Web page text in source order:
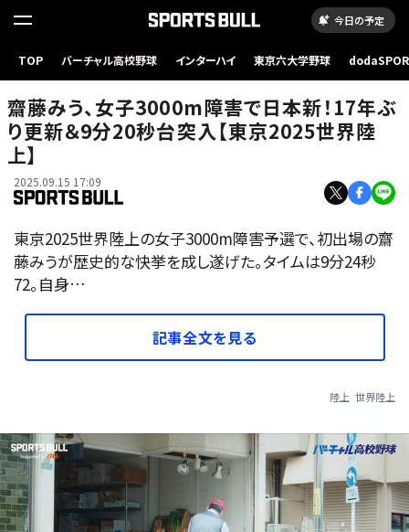
今日の予定
TOP バーチャル高校野球 インターハイ 東京六大学野球
齋藤みう、女子3000m障害で日本新！17年ぶ
り更新＆9分20秒台突入【東京2025世界陸
上】
2025.09.15 17:09
東京2025世界陸上の女子3000m障害予選で、初出場の齋
藤みうが歴史的な快挙を成し遂げた。タイムは9分24秒
72。自身…
記事全文を見る
陸上 世界陸上